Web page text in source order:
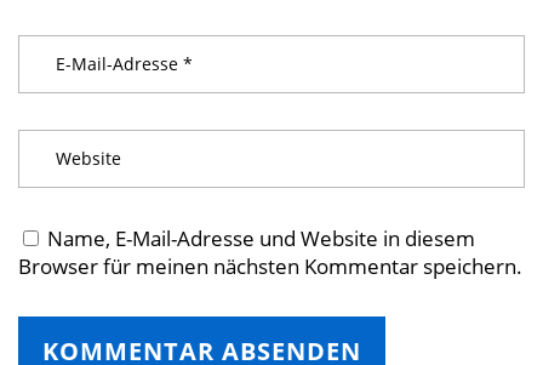
Name, E-Mail-Adresse und Website in diesem
Browser für meinen nächsten Kommentar speichern.